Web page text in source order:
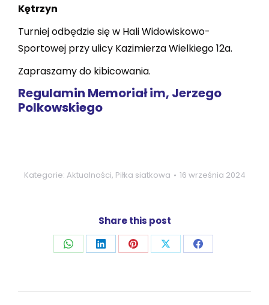
Kętrzyn
Turniej odbędzie się w Hali Widowiskowo-
Sportowej przy ulicy Kazimierza Wielkiego 12a.
Zapraszamy do kibicowania.
Regulamin Memoriał im, Jerzego
Polkowskiego
Kategorie: Aktualności, Piłka siatkowa 16 września 2024
Share this post
UdostępnijUdostępnijUdostępnijUdostępnijUdostępnij